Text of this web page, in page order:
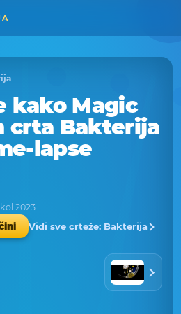
kako Magic
crta Bakterija
lapse
kol 2023
Vidi sve crteže: Bakterija